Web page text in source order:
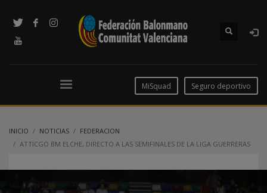
MiSquad Seguro deportivo
INICIO NOTICIAS
FEDERACION
ATTICGO BM ELCHE, DIRECTO A LAS SEMIFINALES DE LA LIGA GUERRERAS